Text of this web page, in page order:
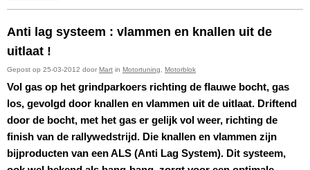
Anti lag systeem : vlammen en knallen uit de
uitlaat !
Gepost op 25-03-2012 door Mart in Motortuning Motorblok
Vol gas op het grindparkoers richting de flauwe bocht, gas
los, gevolgd door knallen en vlammen uit de uitlaat. Driftend
door de bocht, met het gas er gelijk vol weer, richting de
finish van de rallywedstrijd. Die knallen en vlammen zijn
bijproducten van een ALS (Anti Lag System). Dit systeem,